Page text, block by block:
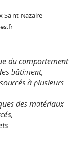
Saint-Nazaire
du comportement
bâtiment,
à plusieurs
des matériaux